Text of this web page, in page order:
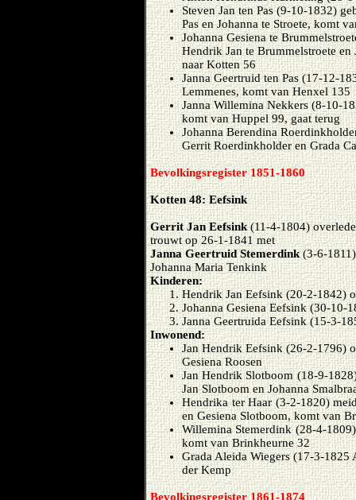
Steven Jan ten Pas (9-10-1832)
Pas en Johanna te Stroete, komt
Johanna Gesiena te
Hendrik Jan te Brummelstroete
naar Kotten 56
Janna Geertruid ten Pas (17-12-
Lemmenes, komt van Henxel 135
Janna Willemina Nekkers (8-10-
komt van Huppel 99, gaat terug
Johanna Berendina
Gerrit Roerdinkholder en Grada
Bevolkingsregister 1851-1860
Kotten 48: Eefsink
Gerrit Jan Eefsink(11-4-1804)
trouwt op 26-1-1841 met
Janna Geertruid Stemerdink(3-6-1811)
Johanna Maria Tenkink
Kinderen:
Hendrik Jan Eefsink (20-2-1842)
Johanna Gesiena Eefsink (30-10-
Janna Geertruida Eefsink (15-3-
Inwonend:
Jan Hendrik Eefsink (26-2-1796)
Gesiena Roosen
Jan Hendrik Slotboom (18-9-
Jan Slotboom en Johanna
Hendrika ter Haar (3-2-1820)
en Gesiena Slotboom, komt van
Willemina Stemerdink (28-4-
komt van Brinkheurne 32
Grada Aleida Wiegers (17-3-1825
der Kemp
Bevolkingsregister 1861-1874